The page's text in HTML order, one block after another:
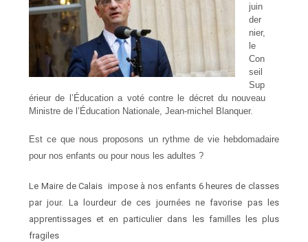
juin
der
nier,
le
Con
seil
Sup
érieur de l’Éducation a voté contre le décret du nouveau
Ministre de l’Éducation Nationale, Jean-michel Blanquer.
Est ce que nous proposons un rythme de vie hebdomadaire
pour nos enfants ou pour nous les adultes ?
Le Maire de Calais impose à nos enfants 6 heures de classes
par jour. La lourdeur de ces journées ne favorise pas les
apprentissages et en particulier dans les familles les plus
fragiles